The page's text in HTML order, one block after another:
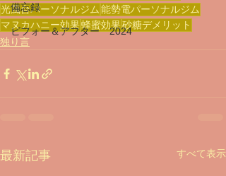
備忘録
ビフォー＆アフター 2024
光風台パーソナルジム 能勢電パーソナルジム
マヌカハニー効果蜂蜜効果砂糖デメリット
独り言
最新記事 すべて表示